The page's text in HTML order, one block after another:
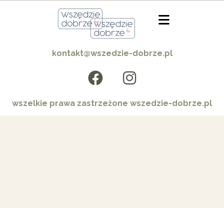
kontakt@wszedzie-dobrze.pl
wszelkie prawa zastrzeżone wszedzie-dobrze.pl